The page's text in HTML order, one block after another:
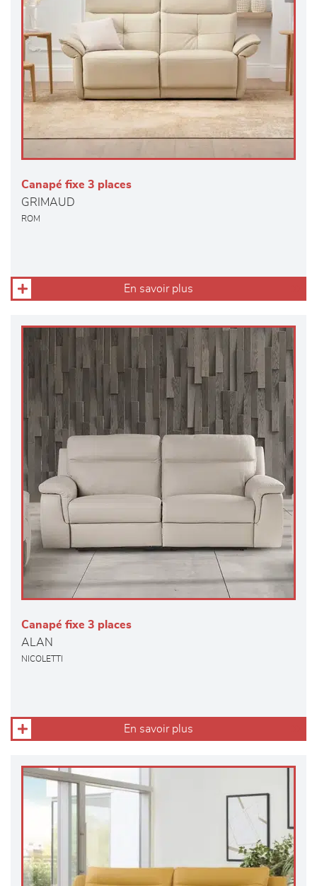
Canapé fixe 3 places
GRIMAUD
ROM
En savoir plus
Canapé fixe 3 places
ALAN
NICOLETTI
En savoir plus